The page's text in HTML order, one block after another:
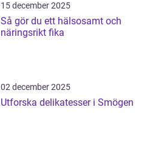
15 december 2025
Så gör du ett hälsosamt och
näringsrikt fika
02 december 2025
Utforska delikatesser i Smögen